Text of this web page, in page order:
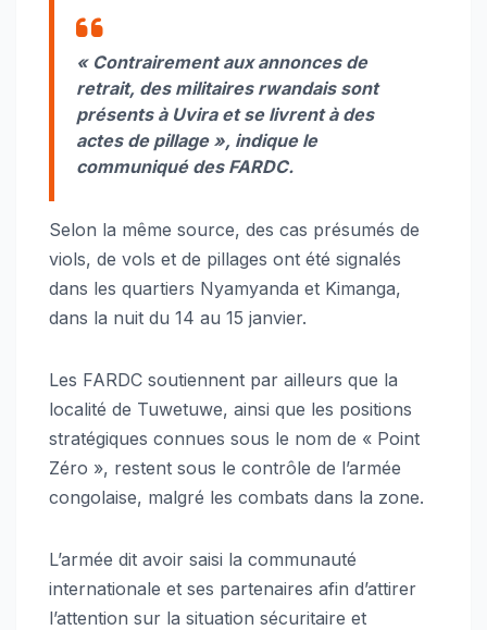
« Contrairement aux annonces de
retrait, des militaires rwandais sont
présents à Uvira et se livrent à des
actes de pillage », indique le
communiqué des FARDC.
Selon la même source, des cas présumés de
viols, de vols et de pillages ont été signalés
dans les quartiers Nyamyanda et Kimanga,
dans la nuit du 14 au 15 janvier.
Les FARDC soutiennent par ailleurs que la
localité de Tuwetuwe, ainsi que les positions
stratégiques connues sous le nom de « Point
Zéro », restent sous le contrôle de l’armée
congolaise, malgré les combats dans la zone.
L’armée dit avoir saisi la communauté
internationale et ses partenaires afin d’attirer
l’attention sur la situation sécuritaire et